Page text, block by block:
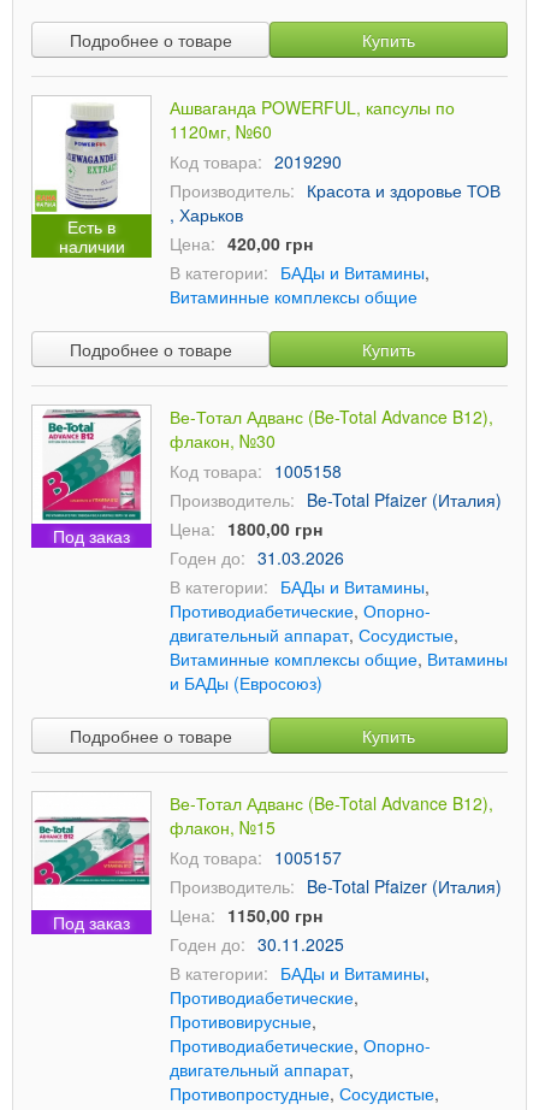
Подробнее о товаре Купить
Есть в
наличии
Ашваганда POWERFUL, капсулы по
1120мг, №60
Код товара: 2019290
Производитель: Красота и здоровье ТОВ
, Харьков
Цена: 420,00 грн
В категории: БАДы и Витамины,
Витаминные комплексы общие
Подробнее о товаре Купить
Под заказ
Ве-Тотал Адванс (Be-Total Advance B12),
флакон, №30
Код товара: 1005158
Производитель: Be-Total Pfaizer (Италия)
Цена: 1800,00 грн
Годен до: 31.03.2026
В категории: БАДы и Витамины,
Противодиабетические, Опорно-
двигательный аппарат, Сосудистые,
Витаминные комплексы общие, Витамины
и БАДы (Евросоюз)
Подробнее о товаре Купить
Под заказ
Ве-Тотал Адванс (Be-Total Advance B12),
флакон, №15
Код товара: 1005157
Производитель: Be-Total Pfaizer (Италия)
Цена: 1150,00 грн
Годен до: 30.11.2025
В категории: БАДы и Витамины,
Противодиабетические,
Противовирусные,
Противодиабетические, Опорно-
двигательный аппарат,
Противопростудные, Сосудистые,